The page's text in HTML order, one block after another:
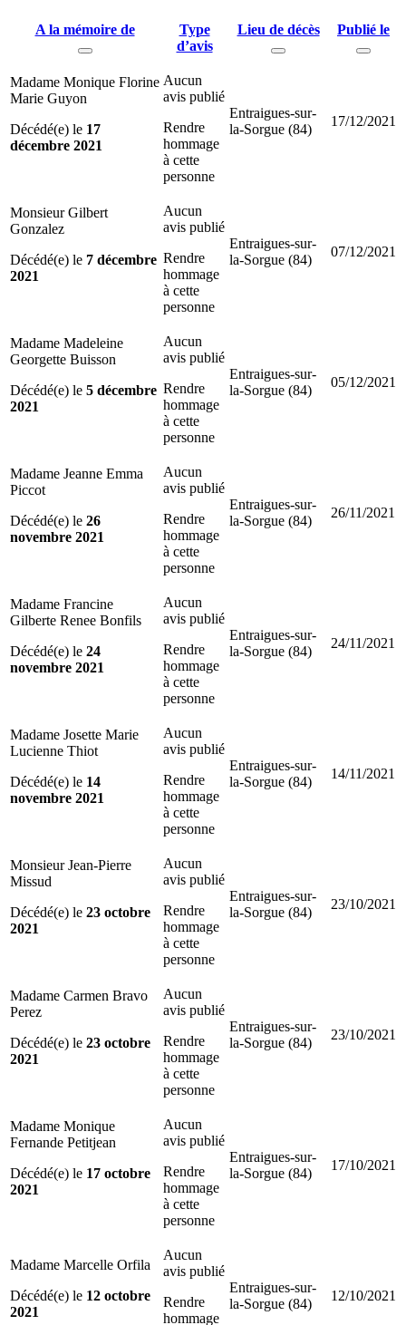
A la mémoire de
Type
d’avis
Lieu de décès Publié le
Madame Monique Florine
Marie Guyon
Décédé(e) le 17
décembre 2021
Aucun
avis publié
Rendre
hommage
à cette
personne
Entraigues-sur-
la-Sorgue (84)
17/12/2021
Monsieur Gilbert
Gonzalez
Décédé(e) le 7 décembre
2021
Aucun
avis publié
Rendre
hommage
à cette
personne
Entraigues-sur-
la-Sorgue (84)
07/12/2021
Madame Madeleine
Georgette Buisson
Décédé(e) le 5 décembre
2021
Aucun
avis publié
Rendre
hommage
à cette
personne
Entraigues-sur-
la-Sorgue (84)
05/12/2021
Madame Jeanne Emma
Piccot
Décédé(e) le 26
novembre 2021
Aucun
avis publié
Rendre
hommage
à cette
personne
Entraigues-sur-
la-Sorgue (84)
26/11/2021
Madame Francine
Gilberte Renee Bonfils
Décédé(e) le 24
novembre 2021
Aucun
avis publié
Rendre
hommage
à cette
personne
Entraigues-sur-
la-Sorgue (84)
24/11/2021
Madame Josette Marie
Lucienne Thiot
Décédé(e) le 14
novembre 2021
Aucun
avis publié
Rendre
hommage
à cette
personne
Entraigues-sur-
la-Sorgue (84)
14/11/2021
Monsieur Jean-Pierre
Missud
Décédé(e) le 23 octobre
2021
Aucun
avis publié
Rendre
hommage
à cette
personne
Entraigues-sur-
la-Sorgue (84)
23/10/2021
Madame Carmen Bravo
Perez
Décédé(e) le 23 octobre
2021
Aucun
avis publié
Rendre
hommage
à cette
personne
Entraigues-sur-
la-Sorgue (84)
23/10/2021
Madame Monique
Fernande Petitjean
Décédé(e) le 17 octobre
2021
Aucun
avis publié
Rendre
hommage
à cette
personne
Entraigues-sur-
la-Sorgue (84)
17/10/2021
Madame Marcelle Orfila
Décédé(e) le 12 octobre
2021
Aucun
avis publié
Rendre
hommage
Entraigues-sur-
la-Sorgue (84)
12/10/2021